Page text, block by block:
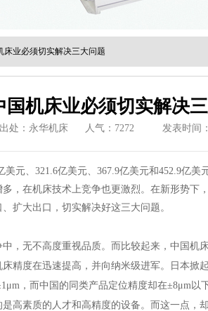
床业必须切实解决三大问题
国机床业必须切实解决
处：永华机床 人气： 7272 发表时间
元、321.6亿美元、367.9亿美元和452.9亿美
，在机床技术上竞争也更激烈。在新形势下
扩大出口，切实解决好这三大问题。
无不高度重视品质。而比较起来，中国机床
度在迅速提高，并向纳米级进军。日本掀
，而中国的同类产品定位精度却在±8μm以下
素质的人才和高精度的设备。而这一点，